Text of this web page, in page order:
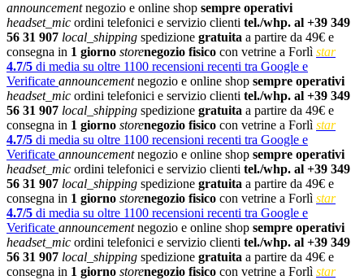
announcementnegozio e online shop sempre operativi
headset_mic ordini telefonici e servizio clienti tel./whp. al +39 349
56 31 907 local_shipping spedizione gratuita a partire da 49€ e
consegna in 1 giorno storenegozio fisico con vetrine a Forlì star
4.7/5 di media su oltre 1100 recensioni recenti tra Google e
Verificate announcementnegozio e online shop sempre operativi
headset_mic ordini telefonici e servizio clienti tel./whp. al +39 349
56 31 907 local_shipping spedizione gratuita a partire da 49€ e
consegna in 1 giorno storenegozio fisico con vetrine a Forlì star
4.7/5 di media su oltre 1100 recensioni recenti tra Google e
Verificate announcementnegozio e online shop sempre operativi
headset_mic ordini telefonici e servizio clienti tel./whp. al +39 349
56 31 907 local_shipping spedizione gratuita a partire da 49€ e
consegna in 1 giorno storenegozio fisico con vetrine a Forlì star
4.7/5 di media su oltre 1100 recensioni recenti tra Google e
Verificate announcementnegozio e online shop sempre operativi
headset_mic ordini telefonici e servizio clienti tel./whp. al +39 349
56 31 907 local_shipping spedizione gratuita a partire da 49€ e
consegna in 1 giorno storenegozio fisico con vetrine a Forlì star